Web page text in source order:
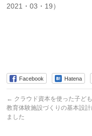
2021・03・19）
Facebook Hatena
← クラウド資本を使った子ど
教育体験施設づくりの基本設計
ました